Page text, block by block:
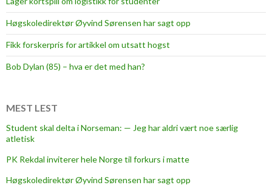
a
d
e
n
b
l
n
g
Høgskoledirektør Øyvind Sørensen har sagt opp
Fikk forskerpris for artikkel om utsatt hogst
Bob Dylan (85) – hva er det med han?
MEST LEST
Student skal delta i Norseman: — Jeg har aldri vært noe særlig
atletisk
PK Rekdal inviterer hele Norge til forkurs i matte
Høgskoledirektør Øyvind Sørensen har sagt opp